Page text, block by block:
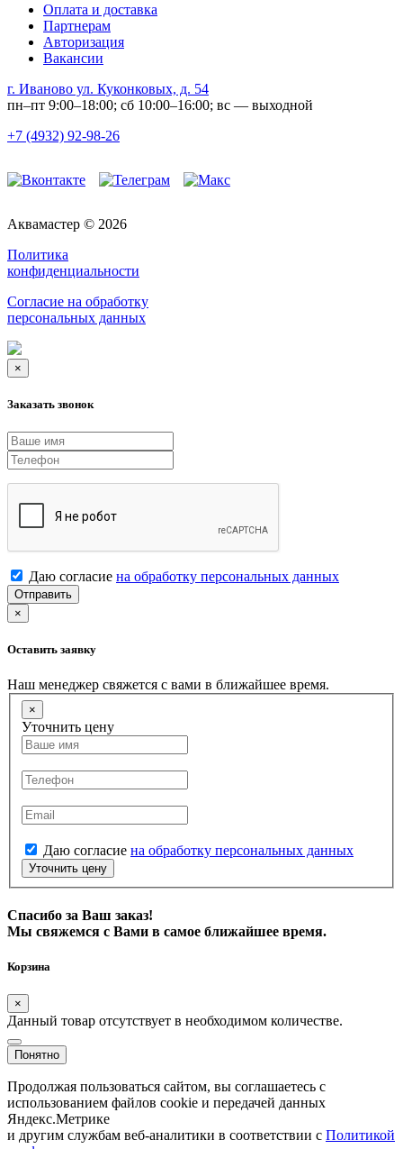
Оплата и доставка
Партнерам
Авторизация
Вакансии
г. Иваново ул. Куконковых, д. 54
пн–пт 9:00–18:00; сб 10:00–16:00; вс — выходной
+7 (4932) 92-98-26
Аквамастер © 2026
Политика
конфиденциальности
Согласие на обработку
персональных данных
×
Заказать звонок
Даю согласие на обработку персональных данных
Отправить
×
Оставить заявку
Наш менеджер свяжется с вами в ближайшее время.
×
Уточнить цену
Даю согласие на обработку персональных данных
Уточнить цену
Спасибо за Ваш заказ!
Мы свяжемся с Вами в самое ближайшее время.
Корзина
×
Данный товар отсутствует в необходимом количестве.
Понятно
Продолжая пользоваться сайтом, вы соглашаетесь с
использованием файлов cookie и передачей данных
Яндекс.Метрике
и другим службам веб-аналитики в соответствии с Политикой